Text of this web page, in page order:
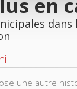
en
dans
une autre